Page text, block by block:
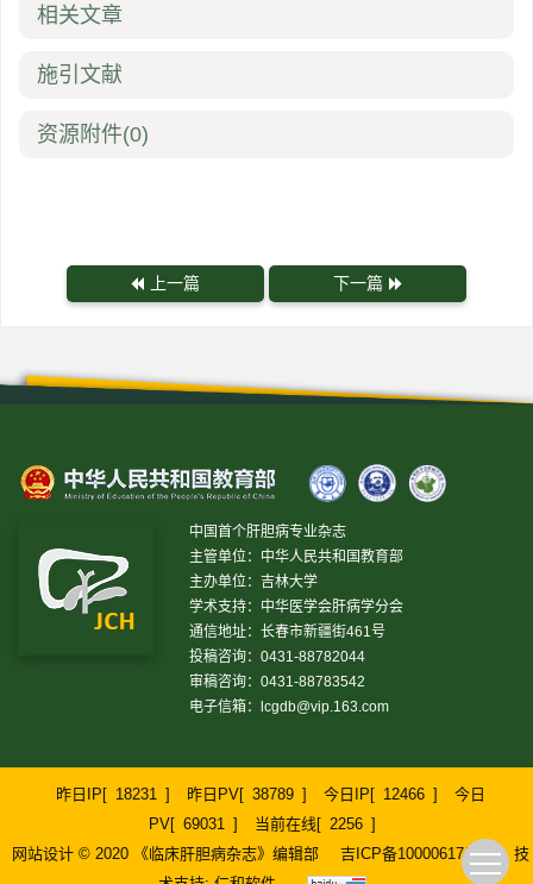
相关文章
施引文献
资源附件(0)
上一篇 下一篇
中国首个肝胆病专业杂志
主管单位：中华人民共和国教育部
主办单位：吉林大学
学术支持：中华医学会肝病学分会
通信地址：长春市新疆街461号
投稿咨询：0431-88782044
审稿咨询：0431-88783542
电子信箱：
lcgdb@vip.163.com
昨日IP[ 18231 ] 昨日PV[ 38789 ] 今日IP[ 12466 ]
今日
PV[ 69031 ] 当前在线[ 2256 ]
网站设计 © 2020 《临床肝胆病杂志》编辑部
吉ICP备10000617号-1
技